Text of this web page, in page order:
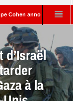
annonce se réserver le
menace de frapper Tel-
d’Israël
à la